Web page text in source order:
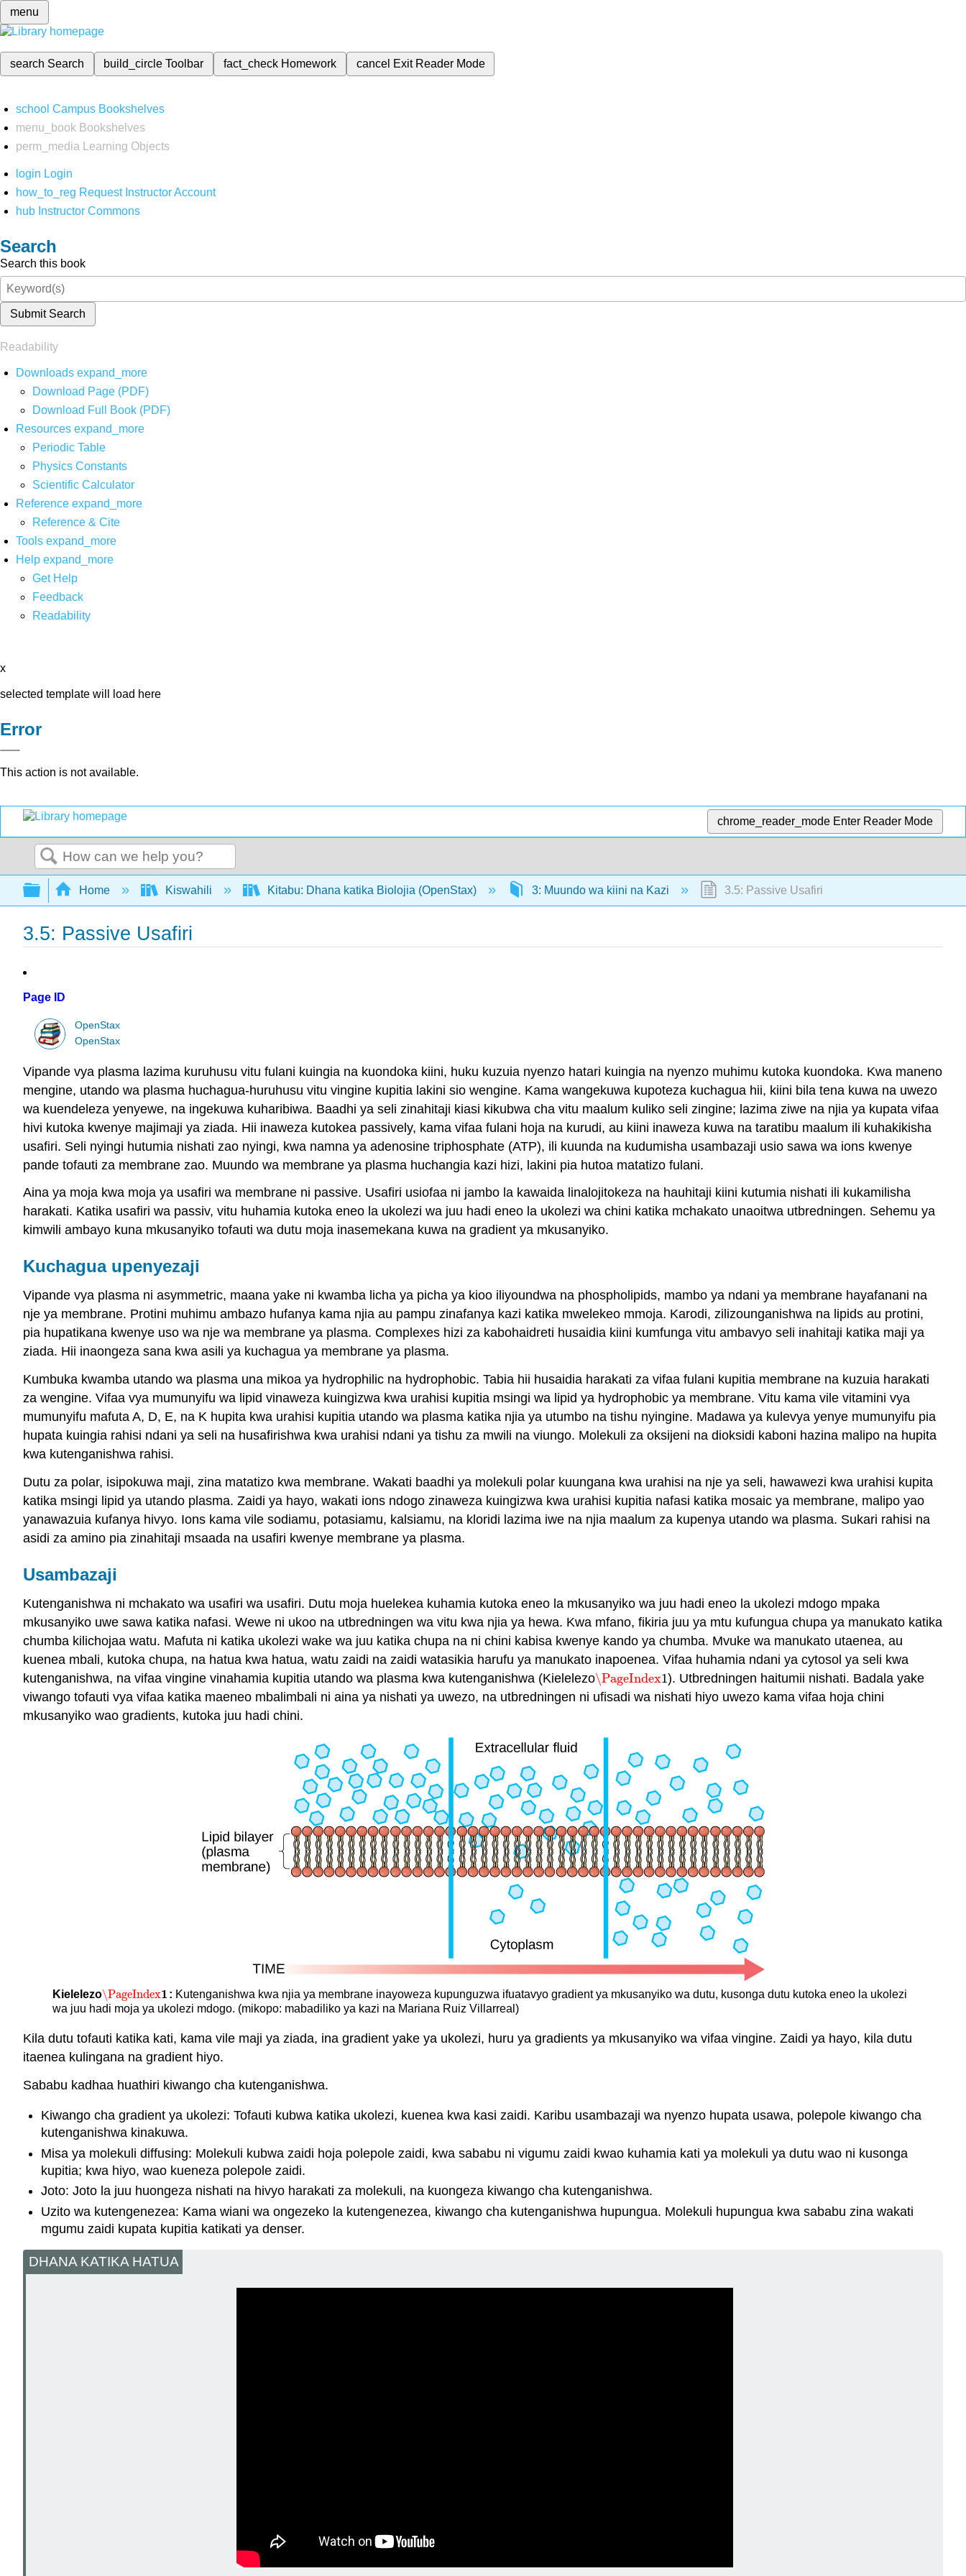
menu
search Search build_circleToolbar fact_check Homework cancel Exit Reader Mode
school Campus Bookshelves
menu_book Bookshelves
perm_media
Learning Objects
login Login
how_to_reg Request Instructor Account
hub Instructor Commons
Search
Search this book
Submit Search
Readability
Downloads expand_more
Download Page (PDF)
Download Full Book (PDF)
Resources expand_more
Periodic Table
Physics Constants
Scientific Calculator
Reference expand_more
Reference & Cite
Tools expand_more
Help expand_more
Get Help
Feedback
Readability
x
selected template will load here
Error
This action is not available.
chrome_reader_mode Enter Reader Mode
Search
Expand/collapse global hierarchy
Home Kiswahili Kitabu: Dhana katika Biolojia (OpenStax) 3: Muundo wa kiini na Kazi 3.5: Passive Usafiri
3.5: Passive Usafiri
Page ID
OpenStax
OpenStax
Vipande vya plasma lazima kuruhusu vitu fulani kuingia na kuondoka kiini, huku kuzuia nyenzo hatari kuingia na nyenzo muhimu kutoka kuondoka. Kwa maneno
mengine, utando wa plasma huchagua-huruhusu vitu vingine kupitia lakini sio wengine. Kama wangekuwa kupoteza kuchagua hii, kiini bila tena kuwa na uwezo
wa kuendeleza yenyewe, na ingekuwa kuharibiwa. Baadhi ya seli zinahitaji kiasi kikubwa cha vitu maalum kuliko seli zingine; lazima ziwe na njia ya kupata vifaa
hivi kutoka kwenye majimaji ya ziada. Hii inaweza kutokea passively, kama vifaa fulani hoja na kurudi, au kiini inaweza kuwa na taratibu maalum ili kuhakikisha
usafiri. Seli nyingi hutumia nishati zao nyingi, kwa namna ya adenosine triphosphate (ATP), ili kuunda na kudumisha usambazaji usio sawa wa ions kwenye
pande tofauti za membrane zao. Muundo wa membrane ya plasma huchangia kazi hizi, lakini pia hutoa matatizo fulani.
Aina ya moja kwa moja ya usafiri wa membrane ni passive. Usafiri usiofaa ni jambo la kawaida linalojitokeza na hauhitaji kiini kutumia nishati ili kukamilisha
harakati. Katika usafiri wa passiv, vitu huhamia kutoka eneo la ukolezi wa juu hadi eneo la ukolezi wa chini katika mchakato unaoitwa utbredningen. Sehemu ya
kimwili ambayo kuna mkusanyiko tofauti wa dutu moja inasemekana kuwa na gradient ya mkusanyiko.
Kuchagua upenyezaji
Vipande vya plasma ni asymmetric, maana yake ni kwamba licha ya picha ya kioo iliyoundwa na phospholipids, mambo ya ndani ya membrane hayafanani na
nje ya membrane. Protini muhimu ambazo hufanya kama njia au pampu zinafanya kazi katika mwelekeo mmoja. Karodi, zilizounganishwa na lipids au protini,
pia hupatikana kwenye uso wa nje wa membrane ya plasma. Complexes hizi za kabohaidreti husaidia kiini kumfunga vitu ambavyo seli inahitaji katika maji ya
ziada. Hii inaongeza sana kwa asili ya kuchagua ya membrane ya plasma.
Kumbuka kwamba utando wa plasma una mikoa ya hydrophilic na hydrophobic. Tabia hii husaidia harakati za vifaa fulani kupitia membrane na kuzuia harakati
za wengine. Vifaa vya mumunyifu wa lipid vinaweza kuingizwa kwa urahisi kupitia msingi wa lipid ya hydrophobic ya membrane. Vitu kama vile vitamini vya
mumunyifu mafuta A, D, E, na K hupita kwa urahisi kupitia utando wa plasma katika njia ya utumbo na tishu nyingine. Madawa ya kulevya yenye mumunyifu pia
hupata kuingia rahisi ndani ya seli na husafirishwa kwa urahisi ndani ya tishu za mwili na viungo. Molekuli za oksijeni na dioksidi kaboni hazina malipo na hupita
kwa kutenganishwa rahisi.
Dutu za polar, isipokuwa maji, zina matatizo kwa membrane. Wakati baadhi ya molekuli polar kuungana kwa urahisi na nje ya seli, hawawezi kwa urahisi kupita
katika msingi lipid ya utando plasma. Zaidi ya hayo, wakati ions ndogo zinaweza kuingizwa kwa urahisi kupitia nafasi katika mosaic ya membrane, malipo yao
yanawazuia kufanya hivyo. Ions kama vile sodiamu, potasiamu, kalsiamu, na kloridi lazima iwe na njia maalum za kupenya utando wa plasma. Sukari rahisi na
asidi za amino pia zinahitaji msaada na usafiri kwenye membrane ya plasma.
Usambazaji
Kutenganishwa ni mchakato wa usafiri wa usafiri. Dutu moja huelekea kuhamia kutoka eneo la mkusanyiko wa juu hadi eneo la ukolezi mdogo mpaka
mkusanyiko uwe sawa katika nafasi. Wewe ni ukoo na utbredningen wa vitu kwa njia ya hewa. Kwa mfano, fikiria juu ya mtu kufungua chupa ya manukato katika
chumba kilichojaa watu. Mafuta ni katika ukolezi wake wa juu katika chupa na ni chini kabisa kwenye kando ya chumba. Mvuke wa manukato utaenea, au
kuenea mbali, kutoka chupa, na hatua kwa hatua, watu zaidi na zaidi watasikia harufu ya manukato inapoenea. Vifaa huhamia ndani ya cytosol ya seli kwa
kutenganishwa, na vifaa vingine vinahamia kupitia utando wa plasma kwa kutenganishwa (Kielelezo\PageIndex1
\PageIndex1). Utbredningen haitumii nishati. Badala yake
viwango tofauti vya vifaa katika maeneo mbalimbali ni aina ya nishati ya uwezo, na utbredningen ni ufisadi wa nishati hiyo uwezo kama vifaa hoja chini
mkusanyiko wao gradients, kutoka juu hadi chini.
Kielelezo\PageIndex1
\PageIndex1 : Kutenganishwa kwa njia ya membrane inayoweza kupunguzwa ifuatavyo gradient ya mkusanyiko wa dutu, kusonga dutu kutoka eneo la ukolezi
wa juu hadi moja ya ukolezi mdogo. (mikopo: mabadiliko ya kazi na Mariana Ruiz Villarreal)
Kila dutu tofauti katika kati, kama vile maji ya ziada, ina gradient yake ya ukolezi, huru ya gradients ya mkusanyiko wa vifaa vingine. Zaidi ya hayo, kila dutu
itaenea kulingana na gradient hiyo.
Sababu kadhaa huathiri kiwango cha kutenganishwa.
Kiwango cha gradient ya ukolezi: Tofauti kubwa katika ukolezi, kuenea kwa kasi zaidi. Karibu usambazaji wa nyenzo hupata usawa, polepole kiwango cha
kutenganishwa kinakuwa.
Misa ya molekuli diffusing: Molekuli kubwa zaidi hoja polepole zaidi, kwa sababu ni vigumu zaidi kwao kuhamia kati ya molekuli ya dutu wao ni kusonga
kupitia; kwa hiyo, wao kueneza polepole zaidi.
Joto: Joto la juu huongeza nishati na hivyo harakati za molekuli, na kuongeza kiwango cha kutenganishwa.
Uzito wa kutengenezea: Kama wiani wa ongezeko la kutengenezea, kiwango cha kutenganishwa hupungua. Molekuli hupungua kwa sababu zina wakati
mgumu zaidi kupata kupitia katikati ya denser.
DHANA KATIKA HATUA